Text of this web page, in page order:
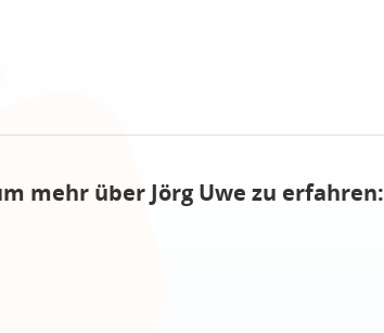
mehr über Jörg Uwe zu erfahren: